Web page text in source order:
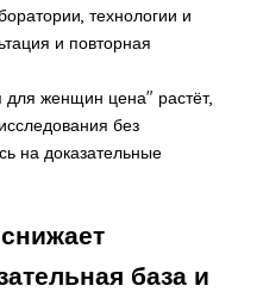
технологии и
и повторная
для женщин цена" растёт,
без
на доказательные
база и